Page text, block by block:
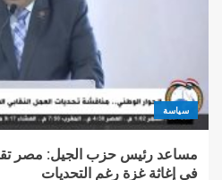
سياسة
مساعد رئيس حزب الجيل: مصر
في إغاثة غزة رغم التحديات